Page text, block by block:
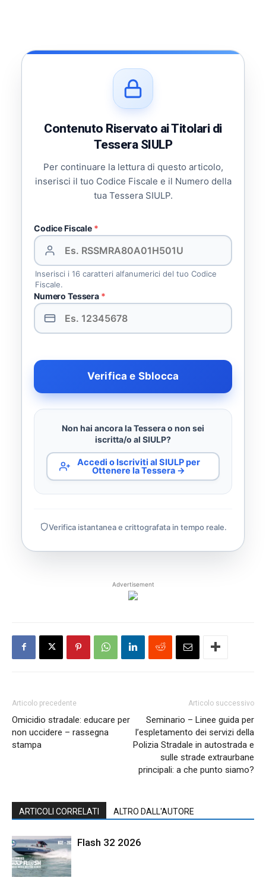
Contenuto Riservato ai Titolari di
Tessera SIULP
Per continuare la lettura di questo articolo,
inserisci il tuo Codice Fiscale e il Numero della
tua Tessera SIULP.
Codice Fiscale *
Inserisci i 16 caratteri alfanumerici del tuo Codice
Fiscale.
Numero Tessera *
Verifica e Sblocca
Non hai ancora la Tessera o non sei
iscritta/o al SIULP?
Accedi o Iscriviti al SIULP per
Ottenere la Tessera →
Verifica istantanea e crittografata in tempo reale.
Advertisement
Articolo precedente
Omicidio stradale: educare per
non uccidere – rassegna
stampa
Articolo successivo
Seminario – Linee guida per
l’espletamento dei servizi della
Polizia Stradale in autostrada e
sulle strade extraurbane
principali: a che punto siamo?
ARTICOLI CORRELATI ALTRO DALL'AUTORE
Flash 32 2026